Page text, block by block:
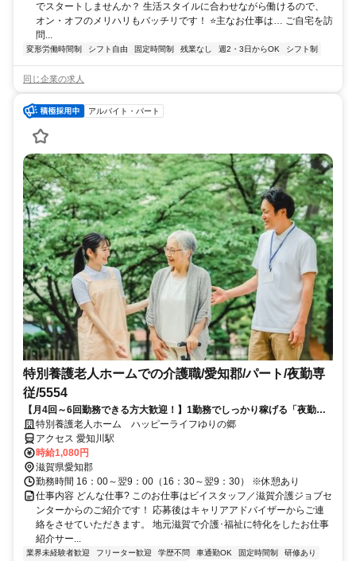
でスタートしませんか？ 生活スタイルに合わせながら働けるので、
オン・オフのメリハリもバッチリです！ ⭐主なお仕事は… ご自宅を訪
問...
変形労働時間制 シフト自由 固定時間制 残業なし 週2・3日からOK シフト制
同じ企業の求人
アルバイト・パート
特別養護老人ホームでの介護職/愛知郡/パート/夜勤専
従/5554
【月4回～6回勤務できる方大歓迎！】1勤務でしっかり稼げる「夜勤専
従」の募集です！
特別養護老人ホーム ハッピーライフゆりの郷
アクセス 愛知川駅
時給1,080円
滋賀県愛知郡
勤務時間 16：00～翌9：00（16：30～翌9：30） ※休憩あり
仕事内容 どんな仕事? このお仕事はビイスタッフ／滋賀介護ジョブセ
ンターからのご紹介です！ 応募後はキャリアアドバイザーからご連
絡をさせていただきます。 地元滋賀で介護･福祉に特化をしたお仕事
紹介サー...
業界未経験者歓迎 フリーター歓迎 学歴不問 車通勤OK 固定時間制
研修あり